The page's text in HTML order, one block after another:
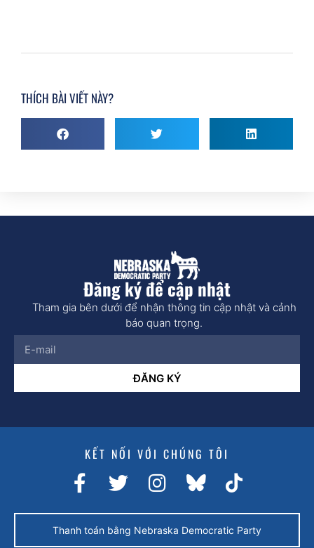
THÍCH BÀI VIẾT NÀY?
Đăng ký để cập nhật
Tham gia bên dưới để nhận thông tin cập nhật và cảnh
báo quan trọng.
ĐĂNG KÝ
KẾT NỐI VỚI CHÚNG TÔI
Thanh toán bằng Nebraska Democratic Party